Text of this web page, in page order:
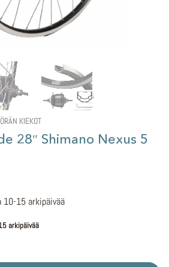
KIEKOT
28″ Shimano Nexus 5
15 arkipäivää
arkipäivää
5 Centerlock määrä